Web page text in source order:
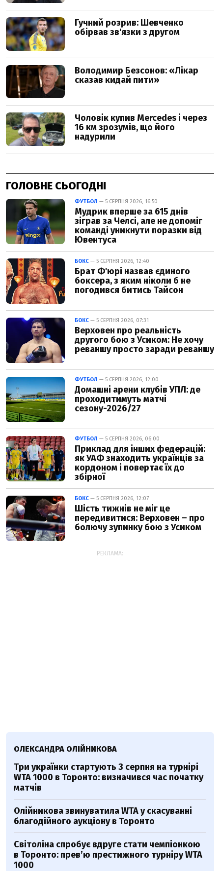
ГОЛОВНЕ СЬОГОДНІ
ФУТБОЛ — 5 СЕРПНЯ 2026, 16:50
Мудрик вперше за 615 днів
зіграв за Челсі, але не допоміг
команді уникнути поразки від
Ювентуса
БОКС — 5 СЕРПНЯ 2026, 12:40
Брат Ф'юрі назвав єдиного
боксера, з яким ніколи б не
погодився битись Тайсон
БОКС — 5 СЕРПНЯ 2026, 07:31
Верховен про реальність
другого бою з Усиком: Не хочу
реваншу просто заради реваншу
ФУТБОЛ — 5 СЕРПНЯ 2026, 12:00
Домашні арени клубів УПЛ: де
проходитимуть матчі
сезону-2026/27
ФУТБОЛ — 5 СЕРПНЯ 2026, 06:00
Приклад для інших федерацій:
як УАФ знаходить українців за
кордоном і повертає їх до
збірної
БОКС — 5 СЕРПНЯ 2026, 12:07
Шість тижнів не міг це
передивитися: Верховен – про
болючу зупинку бою з Усиком
РЕКЛАМА:
ОЛЕКСАНДРА ОЛІЙНИКОВА
Три українки стартують 3 серпня на турнірі
WTA 1000 в Торонто: визначився час початку
матчів
Олійникова звинуватила WTA у скасуванні
благодійного аукціону в Торонто
Світоліна спробує вдруге стати чемпіонкою
в Торонто: прев’ю престижного турніру WTA
1000